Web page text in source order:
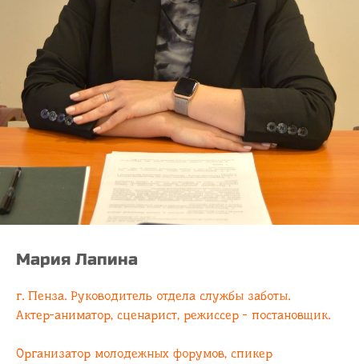
Мария Лапина
г. Пенза. Руководитель отдела службы заботы.
Актер-аниматор, сценарист, режиссер - постановщик.
Организатор молодежных форумов, спикер